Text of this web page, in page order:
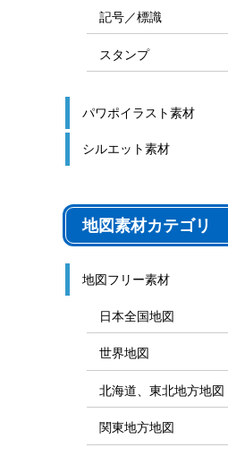
記号／標識
スタンプ
パワポイラスト素材
シルエット素材
地図素材カテゴリ
地図フリー素材
日本全国地図
世界地図
北海道、東北地方地図
関東地方地図